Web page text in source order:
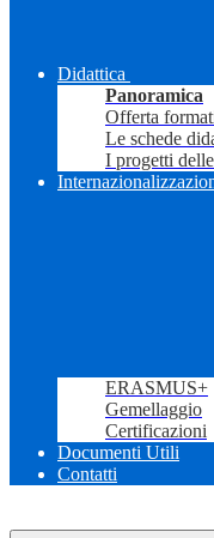
Didattica
Panoramica
Offerta
Le schede
I progetti
ERASMUS+
Gemellaggio
Certificazioni
Documenti Utili
Contatti